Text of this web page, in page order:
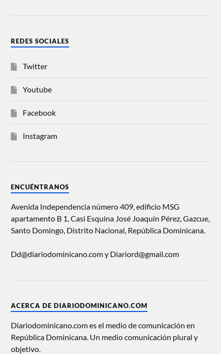
REDES SOCIALES
Twitter
Youtube
Facebook
Instagram
ENCUÉNTRANOS
Avenida Independencia número 409, edificio MSG
apartamento B 1, Casi Esquina José Joaquín Pérez, Gazcue,
Santo Domingo, Distrito Nacional, República Dominicana.
Dd@diariodominicano.com y Diariord@gmail.com
ACERCA DE DIARIODOMINICANO.COM
Diariodominicano.com es el medio de comunicación en
República Dominicana. Un medio comunicación plural y
objetivo.